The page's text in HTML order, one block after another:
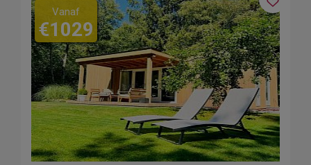
Vanaf
€1029